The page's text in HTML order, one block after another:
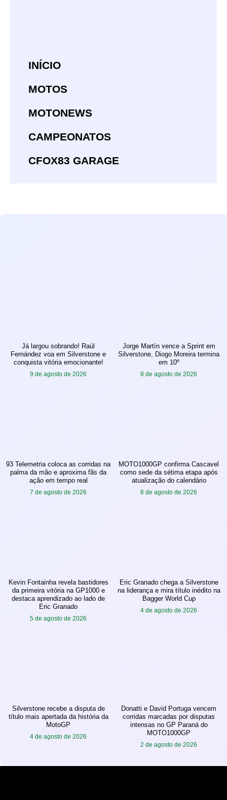
INÍCIO
MOTOS
MOTONEWS
CAMPEONATOS
CFOX83 GARAGE
Já largou sobrando! Raúl
Fernández voa em Silverstone e
conquista vitória emocionante!
9 de agosto de 2026
Jorge Martín vence a Sprint em
Silverstone, Diogo Moreira termina
em 10º
8 de agosto de 2026
93 Telemetria coloca as corridas na
palma da mão e aproxima fãs da
ação em tempo real
7 de agosto de 2026
MOTO1000GP confirma Cascavel
como sede da sétima etapa após
atualização do calendário
6 de agosto de 2026
Kevin Fontainha revela bastidores
da primeira vitória na GP1000 e
destaca aprendizado ao lado de
Eric Granado
5 de agosto de 2026
Eric Granado chega a Silverstone
na liderança e mira título inédito na
Bagger World Cup
4 de agosto de 2026
Silverstone recebe a disputa de
título mais apertada da história da
MotoGP
4 de agosto de 2026
Donatti e David Portuga vencem
corridas marcadas por disputas
intensas no GP Paraná do
MOTO1000GP
2 de agosto de 2026